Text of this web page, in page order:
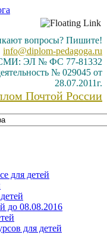
вопросы? Пишите!
info@diplom-pedagoga.ru
СМИ: ЭЛ № ФС 77-81332
№ 029045 от
28.07.2011г.
Почтой России
для детей
до 08.08.2016
для детей